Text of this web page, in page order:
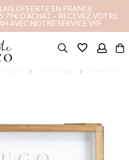
OFFERTE EN FRANCE
D’ACHAT – RECEVEZ VOTRE
AVEC NOTRE SERVICE VIP
favorite_border
Urnes mariage